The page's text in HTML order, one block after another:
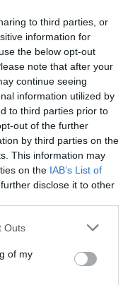
to third parties, or
information for
the below opt-out
note that after your
continue seeing
information utilized by
to third parties prior to
out of the further
by third parties on the
This information may
on the IAB’s List of
disclose it to other
one or more Google
You may click to
its third-party tags to
Outs
of my
διαθέσιμο χρόνο;
μας
Airbnb
προβολής του ακινήτου
Airbnb® και καθορισμός
ακινήτου σας βάσει